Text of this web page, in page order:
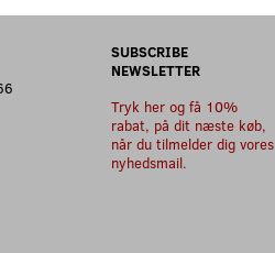
SUBSCRIBE
NEWSLETTER
Tryk her og få 10%
rabat, på dit næste køb,
når du tilmelder dig vores
nyhedsmail.